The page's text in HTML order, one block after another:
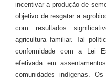
incentivar a produção de
objetivo de resgatar a
com resultados
agricultura familiar. Tal
conformidade com a Lei
efetivada em
comunidades indígenas.